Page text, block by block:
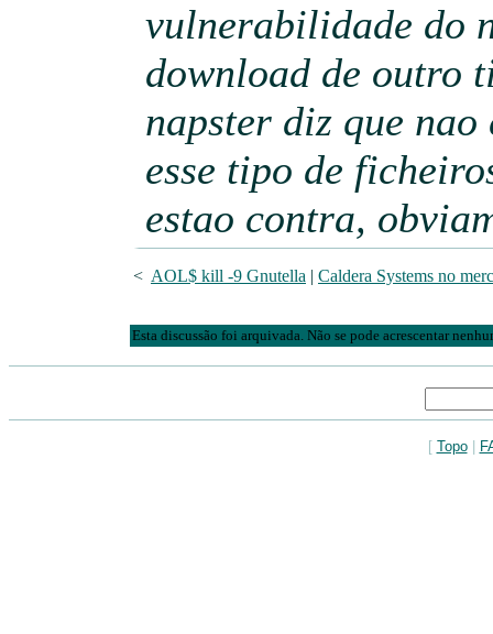
vulnerabilidade do
download de outro
napster diz que
esse tipo de
estao contra,
< AOL$ kill -9 Gnutella | Caldera Systems no
Esta discussão foi arquivada. Não se pode acrescentar
[ Topo|